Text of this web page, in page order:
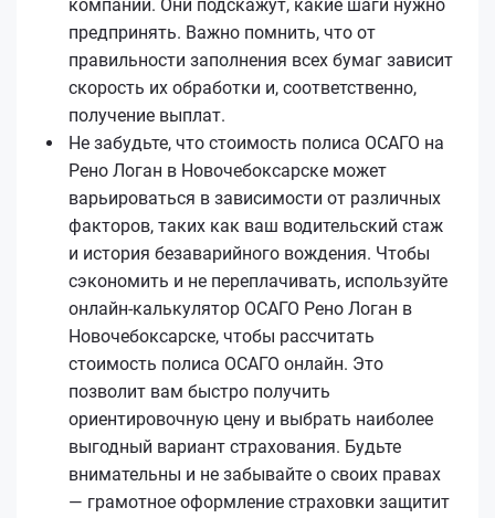
компании. Они подскажут, какие шаги нужно
предпринять. Важно помнить, что от
правильности заполнения всех бумаг зависит
скорость их обработки и, соответственно,
получение выплат.
Не забудьте, что стоимость полиса ОСАГО на
Рено Логан в Новочебоксарске может
варьироваться в зависимости от различных
факторов, таких как ваш водительский стаж
и история безаварийного вождения. Чтобы
сэкономить и не переплачивать, используйте
онлайн-калькулятор ОСАГО Рено Логан в
Новочебоксарске, чтобы рассчитать
стоимость полиса ОСАГО онлайн. Это
позволит вам быстро получить
ориентировочную цену и выбрать наиболее
выгодный вариант страхования. Будьте
внимательны и не забывайте о своих правах
— грамотное оформление страховки защитит